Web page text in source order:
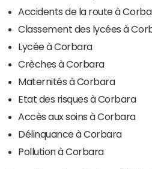
Accidents de la route à
Classement des lycées à
Lycée à Corbara
Crèches à Corbara
Maternités à Corbara
Etat des risques à Corbara
Accès aux soins à Corbara
Délinquance à Corbara
Pollution à Corbara